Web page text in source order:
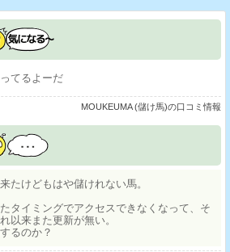
てるよーだ
MOUKEUMA (儲け馬)の口コミ情報
たけどもはや儲けれない馬。
タイミングでアクセスできなくなって、そ
以来また更新が無い。
るのか？